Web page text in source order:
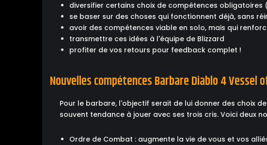
diversifier certains choix de compétences obligatoires
se baser sur des choses qui fonctionnent déjà, sans
avoir des compétences viable en solo, mais qui
transmettre ces idées à l'équipe de Blizzard
profiter de vos retours pour feedback complet !
Nouvelles compétences Barbare Diablo 4 Vessel
Pour le barbare, l'objectif serait de lui donner des choix
souvent tendance à jouer avec ses trois cris. Voici deux
Ordre de Combat : augmente la vie de vous et vos